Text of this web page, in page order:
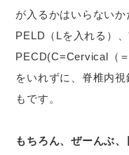
が入るかはいらない
PELD（Lを入れる）
PECD(C=Cervical（
をいれずに、脊椎内
もです。
もちろん、ぜーんぶ